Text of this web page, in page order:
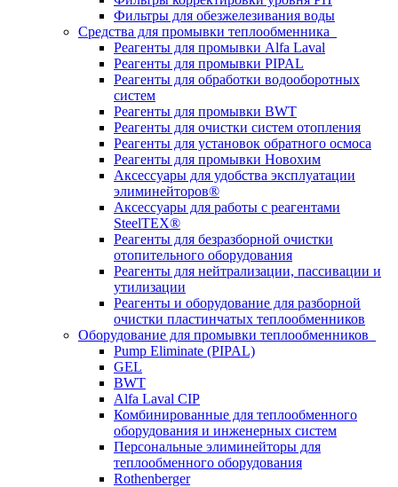
Фильтры для обезжелезивания воды
Средства для промывки теплообменника
Реагенты для промывки Alfa Laval
Реагенты для промывки PIPAL
Реагенты для обработки водооборотных
систем
Реагенты для промывки BWT
Реагенты для очистки систем отопления
Реагенты для установок обратного осмоса
Реагенты для промывки Новохим
Аксессуары для удобства эксплуатации
элиминейторов®
Аксессуары для работы с реагентами
SteelTEX®
Реагенты для безразборной очистки
отопительного оборудования
Реагенты для нейтрализации, пассивации и
утилизации
Реагенты и оборудование для разборной
очистки пластинчатых теплообменников
Оборудование для промывки теплообменников
Pump Eliminate (PIPAL)
GEL
BWT
Alfa Laval CIP
Комбинированные для теплообменного
оборудования и инженерных систем
Персональные элиминейторы для
теплообменного оборудования
Rothenberger